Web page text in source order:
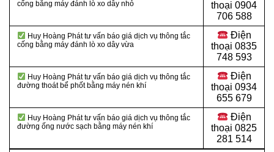
cống bằng máy đánh lò xo dây nhỏ
thoại 0904
706 588
Huy Hoàng Phát tư vấn báo giá dịch vụ thông tắc
cống bằng máy đánh lò xo dây vừa
Điện
thoại 0835
748 593
Huy Hoàng Phát tư vấn báo giá dịch vụ thông tắc
đường thoát bể phốt bằng máy nén khí
Điện
thoại 0934
655 679
Huy Hoàng Phát tư vấn báo giá dịch vụ thông tắc
đường ống nước sạch bằng máy nén khí
Điện
thoại 0825
281 514